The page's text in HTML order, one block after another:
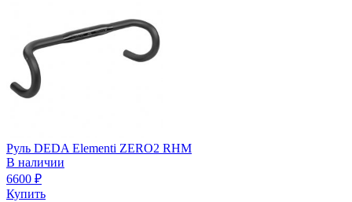
Руль DEDA Elementi ZERO2 RHM
В наличии
6600 ₽
Купить